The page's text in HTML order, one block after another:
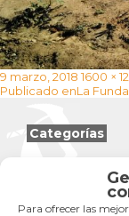
Para ofrecer las
Publicado
el
9 marzo, 2018 Tamaño
1600 ×
Navegación
Publicado enLa
Categorías